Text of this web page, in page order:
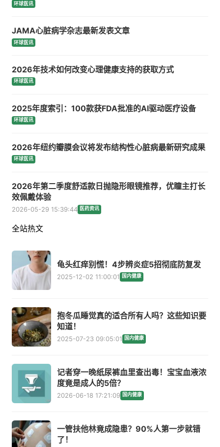
环球医讯
JAMA心脏病学杂志最新发表文章
环球医讯
2026年技术如何改变心理健康支持的获取方式
环球医讯
2025年度索引：100款获FDA批准的AI驱动医疗设备
环球医讯
2026年纽约瓣膜会议将发布结构性心脏病最新研究成果
环球医讯
2026年第二季度舒适款日抛隐形眼镜推荐，优瞳主打长
效佩戴体验
2026-05-29 15:39:44 医药资讯
全站热文
龟头红痒别慌！4步辨炎症5招彻底防复发
2025-12-02 11:00:01 国内健康
抱冬瓜睡觉真的适合所有人吗？这些知识要
知道！
2025-07-23 09:05:01 国内健康
记者穿一晚纸尿裤血里查出毒！宝宝血液浓
度竟是成人的5倍？
2026-06-18 17:21:09 国内健康
一管扶他林竟成隐患？90%人第一步就错
了！